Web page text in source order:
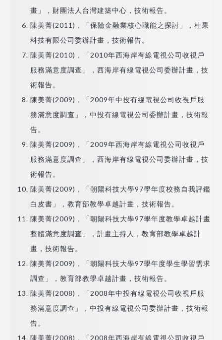
畫」，財團法人台灣建築中心，技術報告。
陳美菁(2011)，「保險金融業核心職能之探討」，杜果
科技有限公司委辦計畫，技術報告。
陳美菁(2010)，「2010年西海岸有線電視公司收視戶
服務滿意度調查」，西海岸有線電視公司委辦計畫，技
術報告。
陳美菁(2009)，「2009年中投有線電視公司收視戶服
務滿意度調查」，中投有線電視公司委辦計畫，技術報
告。
陳美菁(2009)，「2009年西海岸有線電視公司收視戶
服務滿意度調查」，西海岸有線電視公司委辦計畫，技
術報告。
陳美菁(2009)，「朝陽科技大學97學年度校務自我評鑑
白皮書」，教育部教學卓越計畫，技術報告。
陳美菁(2009)，「朝陽科技大學97學年度教學卓越計畫
整體滿意度調查」，計畫主持人，教育部教學卓越計
畫，技術報告。
陳美菁(2009)，「朝陽科技大學97學年度學生學習需求
調查」，教育部教學卓越計畫，技術報告。
陳美菁(2008)，「2008年中投有線電視公司收視戶服
務滿意度調查」，中投有線電視公司委辦計畫，技術報
告。
陳美菁(2008)，「2008年西海岸有線電視公司收視戶